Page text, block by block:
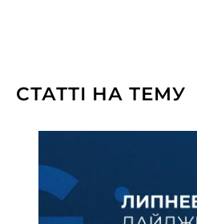
СТАТТІ НА ТЕМУ